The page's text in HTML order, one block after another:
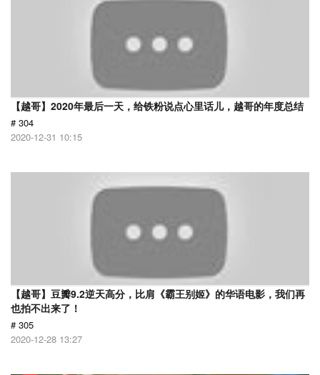
【越哥】2020年最后一天，给铁粉说点心里话儿，越哥的年度总结
# 304
2020-12-31 10:15
【越哥】豆瓣9.2逆天高分，比肩《霸王别姬》的华语电影，我们再
也拍不出来了！
# 305
2020-12-28 13:27